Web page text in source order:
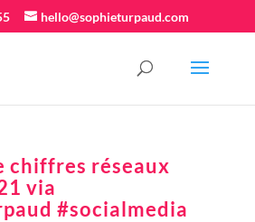
hello@sophieturpaud.com
chiffres réseaux
via
#socialmedia